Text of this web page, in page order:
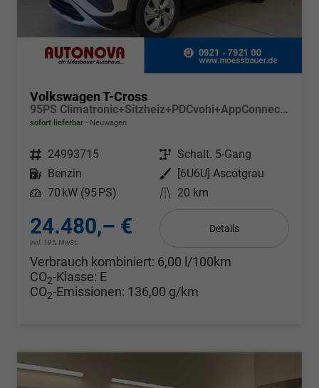
Volkswagen T-Cross
95PS Climatronic+Sitzheiz+PDCvohi+AppConnect+Side+TravelAssist+ACC
sofort lieferbar Neuwagen
Fahrzeugnr. 24993715 Getriebe Schalt. 5-Gang
Kraftstoff
Benzin Außenfarbe
[6U6U] Ascotgrau
Leistung 70 kW (95 PS) Kilometerstand 20 km
24.480,– €
incl. 19% MwSt.
Details
Verbrauch kombiniert: 6,00 l/100km
CO2-Klasse: E
CO2-Emissionen: 136,00 g/km